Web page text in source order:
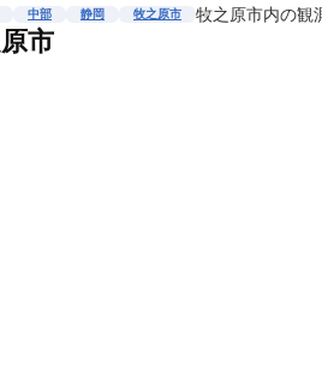
中部 静岡 牧之原市 牧之原市内の観
市